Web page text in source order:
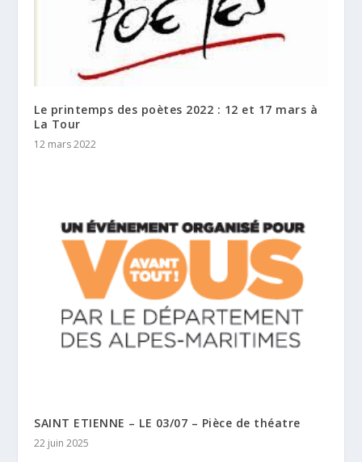
Le printemps des poètes 2022 : 12 et 17 mars à
La Tour
12 mars 2022
SAINT ETIENNE – LE 03/07 – Pièce de théatre
22 juin 2025